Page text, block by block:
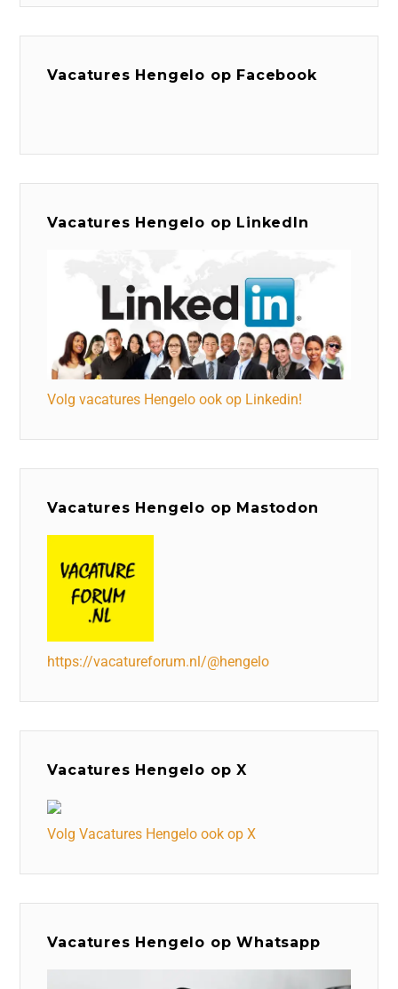
Vacatures Hengelo op Facebook
Vacatures Hengelo op LinkedIn
Volg vacatures Hengelo ook op Linkedin!
Vacatures Hengelo op Mastodon
https://vacatureforum.nl/@hengelo
Vacatures Hengelo op X
Volg Vacatures Hengelo ook op X
Vacatures Hengelo op Whatsapp